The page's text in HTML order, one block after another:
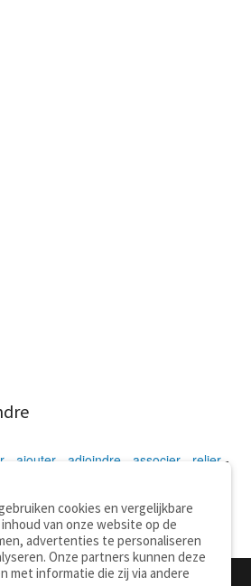
ajouter adjoindre associer relier -
cookies en vergelijkbare
van onze website op de
advertenties te personaliseren
Onze partners kunnen deze
met informatie die zij via andere